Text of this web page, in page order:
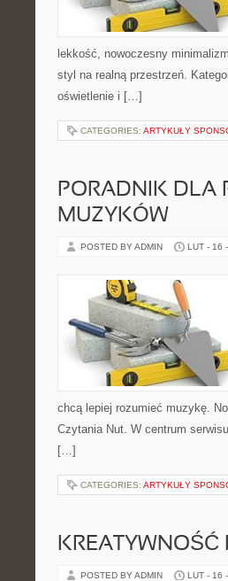
lekkość, nowoczesny
styl na realną przestrzeń.
oświetlenie i […]
CATEGORIES: ARTYKUŁY
PORADNIK DLA
MUZYKÓW
POSTED BY ADMIN LUT - 16
chcą lepiej rozumieć muzykę.
Czytania Nut. W centrum
[…]
CATEGORIES: ARTYKUŁY
KREATYWNOŚĆ
POSTED BY ADMIN LUT - 16